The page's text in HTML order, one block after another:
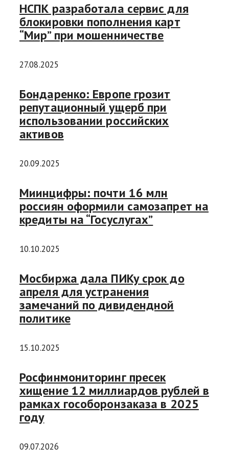
НСПК разработала сервис для
блокировки пополнения карт
“Мир” при мошенничестве
27.08.2025
Бондаренко: Европе грозит
репутационный ущерб при
использовании российских
активов
20.09.2025
Миинцифры: почти 16 млн
россиян оформили самозапрет на
кредиты на “Госуслугах”
10.10.2025
Мосбиржа дала ПИКу срок до
апреля для устранения
замечаний по дивидендной
политике
15.10.2025
Росфинмониторинг пресек
хищение 12 миллиардов рублей в
рамках гособоронзаказа в 2025
году
09.07.2026